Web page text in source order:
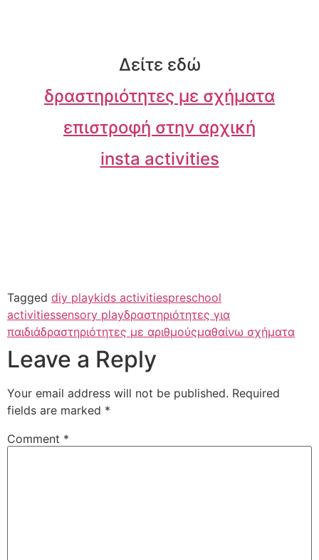
Δείτε εδώ
δραστηριότητες με σχήματα
επιστροφή στην αρχική
insta activities
Tagged diy playkids activitiespreschool
activitiessensory playδραστηριότητες για
παιδιάδραστηριότητες με αριθμούςμαθαίνω σχήματα
Leave a Reply
Your email address will not be published. Required
fields are marked *
Comment *